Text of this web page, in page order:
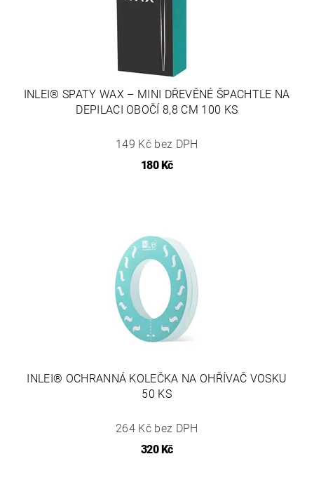
INLEI® SPATY WAX – MINI DŘEVĚNÉ ŠPACHTLE NA
DEPILACI OBOČÍ 8,8 CM 100 KS
149 Kč bez DPH
180 Kč
INLEI® OCHRANNÁ KOLEČKA NA OHŘÍVAČ VOSKU
50 KS
264 Kč bez DPH
320 Kč